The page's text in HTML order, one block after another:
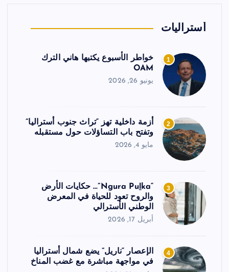
أستراليات
1
خواطر الأسبوع يكتبها هاني الترك
OAM
يونيو 26, 2026
2
أزمة داخلية تهز “تراث جنوب أستراليا”
وتفتح باب التساؤلات حول مستقبله
مايو 4, 2026
3
“Ngura Puḻka”… حكايات الأرض
والروح تعود للحياة في المعرض
الوطني الأسترالي
أبريل 17, 2026
4
الإعصار “ناريل” يضع شمال أستراليا
في مواجهة مباشرة مع غضب المناخ